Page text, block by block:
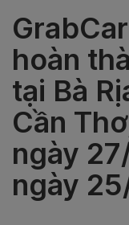
hoàn
tại Bà
Cần
ngày
ngày